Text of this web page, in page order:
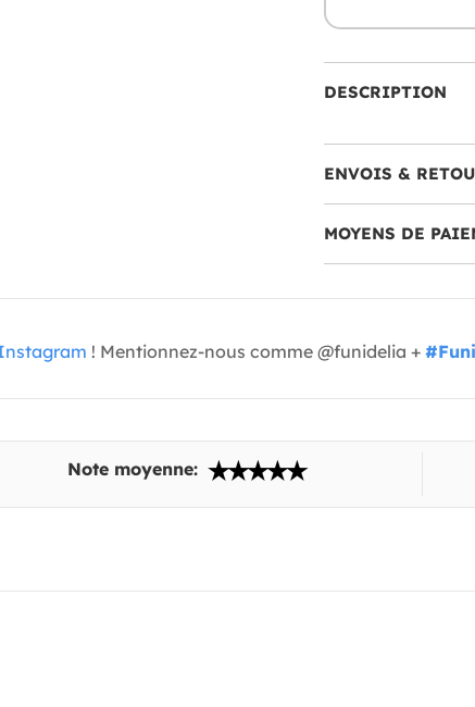
DESCRIPTION
ENVOIS &
MOYENS DE
! Mentionnez-nous comme @funidelia +
Note moyenne: